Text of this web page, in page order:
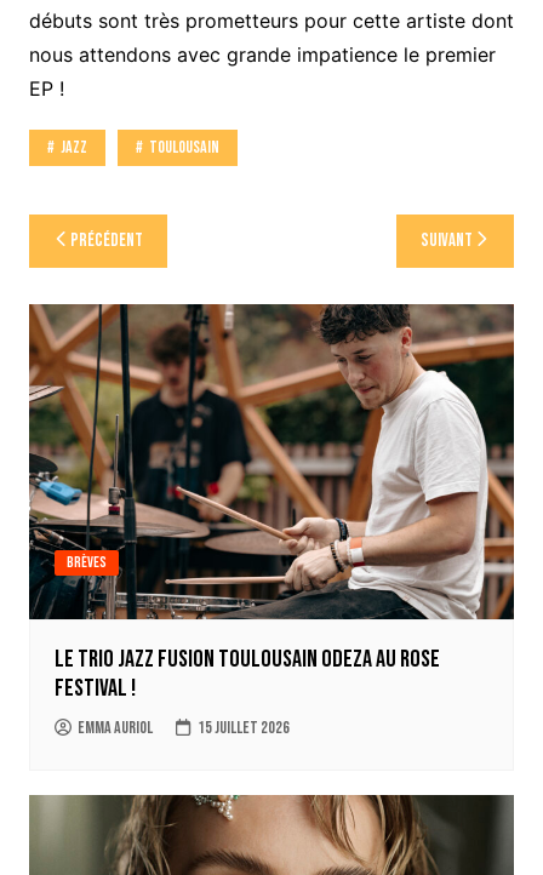
débuts sont très prometteurs pour cette artiste dont
nous attendons avec grande impatience le premier
EP !
Jazz Toulousain
Navigation
de
l’article
Précédent Suivant
Brèves
Le trio jazz fusion toulousain ODEZA au Rose
Festival !
Emma Auriol 15 juillet 2026